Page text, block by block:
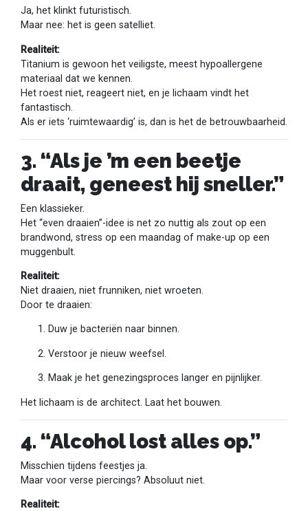
Ja, het klinkt futuristisch.
Maar nee: het is geen satelliet.
Realiteit:
Titanium is gewoon het veiligste, meest hypoallergene
materiaal dat we kennen.
Het roest niet, reageert niet, en je lichaam vindt het
fantastisch.
Als er iets ‘ruimtewaardig’ is, dan is het de betrouwbaarheid.
3. “Als je ’m een beetje
draait, geneest hij sneller.”
Een klassieker.
Het “even draaien”-idee is net zo nuttig als zout op een
brandwond, stress op een maandag of make-up op een
muggenbult.
Realiteit:
Niet draaien, niet frunniken, niet wroeten.
Door te draaien:
Duw je bacteriën naar binnen.
Verstoor je nieuw weefsel.
Maak je het genezingsproces langer en pijnlijker.
Het lichaam is de architect. Laat het bouwen.
4. “Alcohol lost alles op.”
Misschien tijdens feestjes ja.
Maar voor verse piercings? Absoluut niet.
Realiteit: